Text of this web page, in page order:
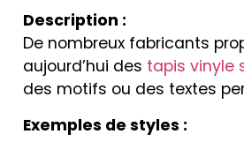
Description :
De nombreux fabricants
aujourd’hui des tapis vinyle
des motifs ou des textes
Exemples de styles :